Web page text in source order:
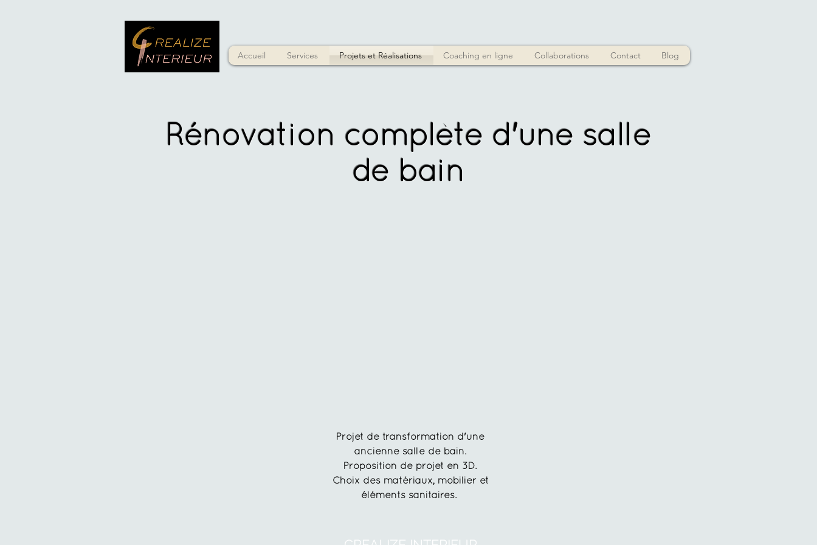
Accueil Services Projets et Réalisations Coaching en ligne Collaborations Contact Blog
Rénovation complète d'une salle
de bain
Projet de transformation d'une
ancienne salle de bain.
Proposition de projet en 3D.
Choix des matériaux, mobilier et
éléments sanitaires.